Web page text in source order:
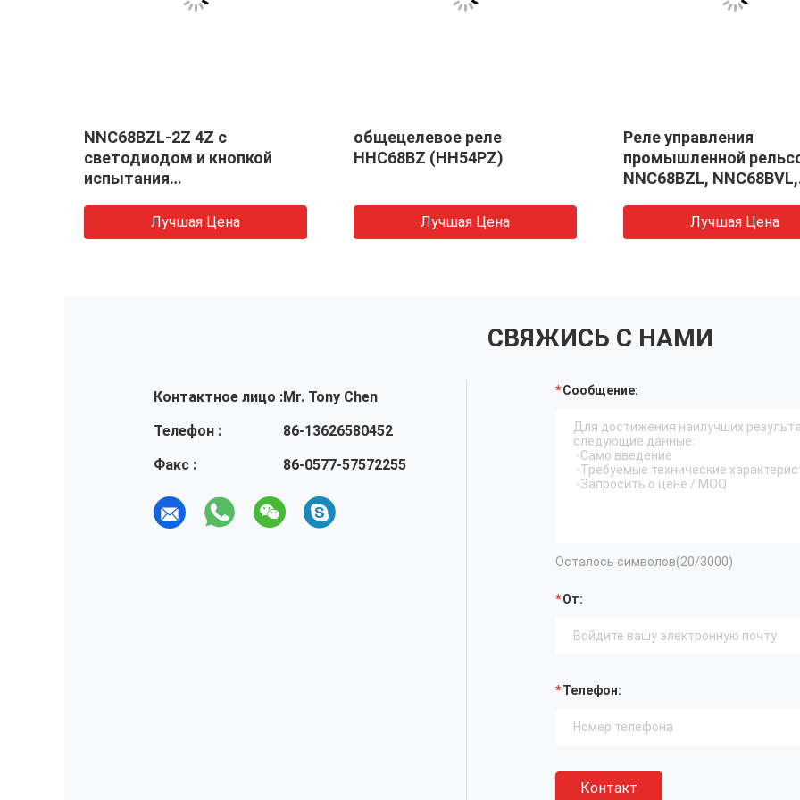
NNC68BZL-2Z 4Z с
светодиодом и кнопкой
испытания
безопасность 6.5A 5A
миниатюрный герметичный
Лучшая Цена
общецелевое реле
HHC68BZ (HH54PZ)
Лучшая Цена
Реле управления
промышленной
NNC68BZL, NNC68BVL,
светодиодом с
испытательным
Лучшая Цена
СВЯЖИСЬ С НАМИ
Контактное лицо :Mr. Tony Chen
Телефон :
86-13626580452
Факс :
86-0577-57572255
Сообщение:
Осталось символов(20/3000)
От:
Телефон:
Контакт